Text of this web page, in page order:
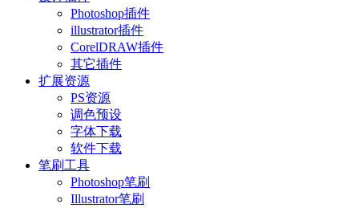
Photoshop插件
illustrator插件
CorelDRAW插件
其它插件
扩展资源
PS资源
调色预设
字体下载
软件下载
笔刷工具
Photoshop笔刷
Illustrator笔刷